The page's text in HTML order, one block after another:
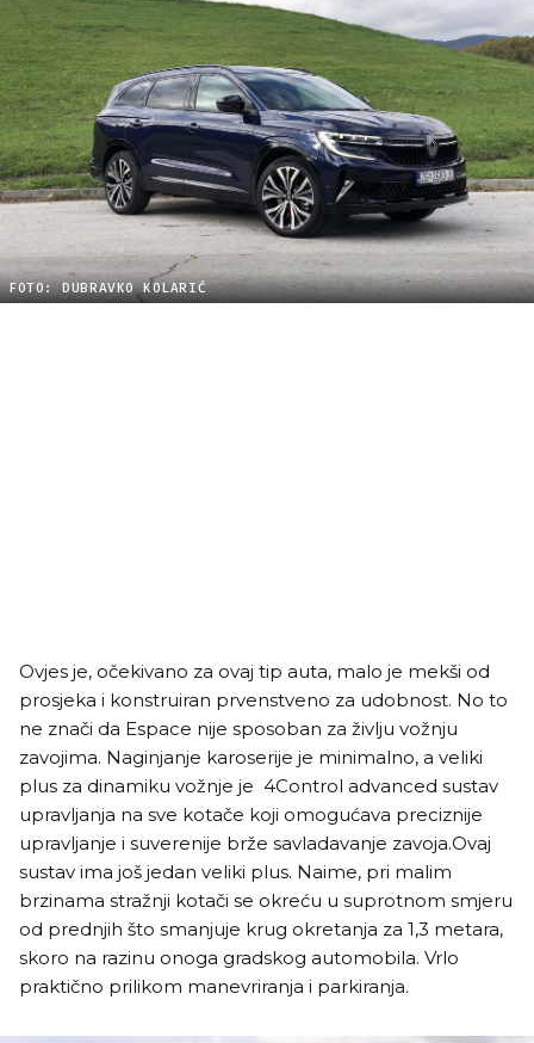
FOTO: DUBRAVKO KOLARIĆ
Ovjes je, očekivano za ovaj tip auta, malo je mekši od
prosjeka i konstruiran prvenstveno za udobnost. No to
ne znači da Espace nije sposoban za življu vožnju
zavojima. Naginjanje karoserije je minimalno, a veliki
plus za dinamiku vožnje je 4Control advanced sustav
upravljanja na sve kotače koji omogućava preciznije
upravljanje i suverenije brže savladavanje zavoja.Ovaj
sustav ima još jedan veliki plus. Naime, pri malim
brzinama stražnji kotači se okreću u suprotnom smjeru
od prednjih što smanjuje krug okretanja za 1,3 metara,
skoro na razinu onoga gradskog automobila. Vrlo
praktično prilikom manevriranja i parkiranja.